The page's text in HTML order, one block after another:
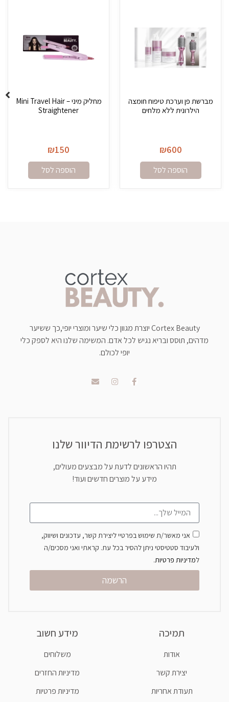
מברשת פן וערכת טיפוח חומצה
הילרונית ללא מלחים
₪600
הוספה לסל
מחליק מיני – Mini Travel Hair
Straightener
₪150
הוספה לסל
מידע חשוב
משלוחים
מדיניות החזרים
מדיניות פרטיות
תמיכה
אודות
יצירת קשר
תעודת אחריות
הצטרפו לרשימת הדיוור שלנו
תהיו הראשונים לדעת על מבצעים מעולים,
מידע על מוצרים חדשים ועוד!
אני מאשר/ת שימוש בפרטיי ליצירת קשר, עדכונים ושיווק,
ולעיבוד סטטיסטי ניתן להסיר בכל עת. קראתי ואני מסכים/ה
למדיניות פרטיות.
הרשמה
Cortex Beauty יוצרת מגוון כלי שיער ומוצרי יופי,כך ששיער
מדהים, תוסס ובריא נגיש לכל אדם. המשימה שלנו היא לספק כלי
יופי לכולם.